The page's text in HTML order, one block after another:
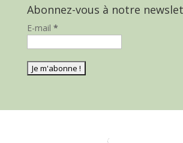
Abonnez-vous à notre
E-mail *